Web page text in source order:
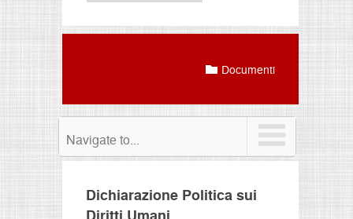
Documenti
Navigate to...
Dichiarazione Politica sui